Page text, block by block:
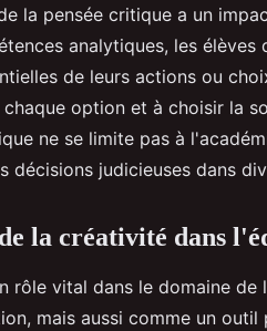
la pensée critique a un
analytiques, les élèves
de leurs actions ou
option et à choisir la
ne se limite pas à
décisions judicieuses dans
la créativité dans
rôle vital dans le domaine
mais aussi comme un